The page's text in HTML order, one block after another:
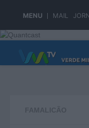
MENU MAIL
Skip to content